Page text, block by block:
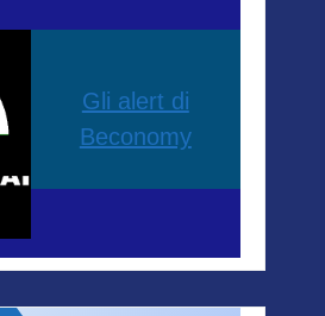
Gli alert di
Beconomy